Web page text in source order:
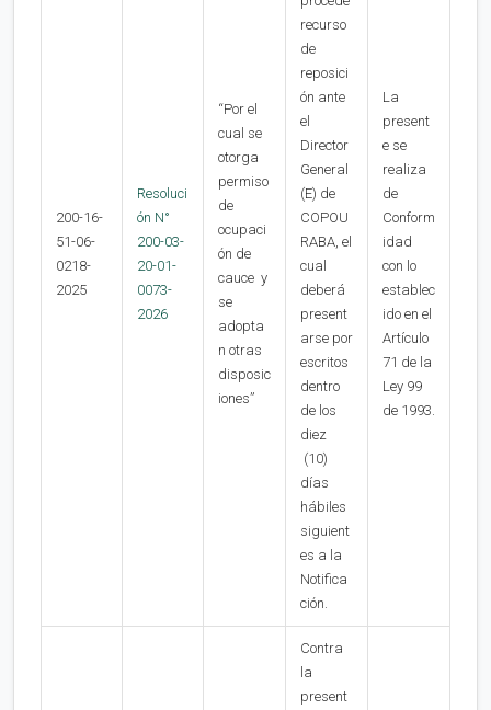
200-16-
51-06-
0218-
2025
Resoluci
ón N°
200-03-
20-01-
0073-
2026
“Por el
cual se
otorga
permiso
de
ocupaci
ón de
cauce y
se
adopta
n otras
disposic
iones”
recurso
de
reposici
ón ante
el
Director
General
(E) de
COPOU
RABA, el
cual
deberá
present
arse por
escritos
dentro
de los
diez
(10)
días
hábiles
siguient
es a la
Notifica
ción.
La
present
e se
realiza
de
Conform
idad
con lo
establec
ido en el
Artículo
71 de la
Ley 99
de 1993.
Contra
la
present